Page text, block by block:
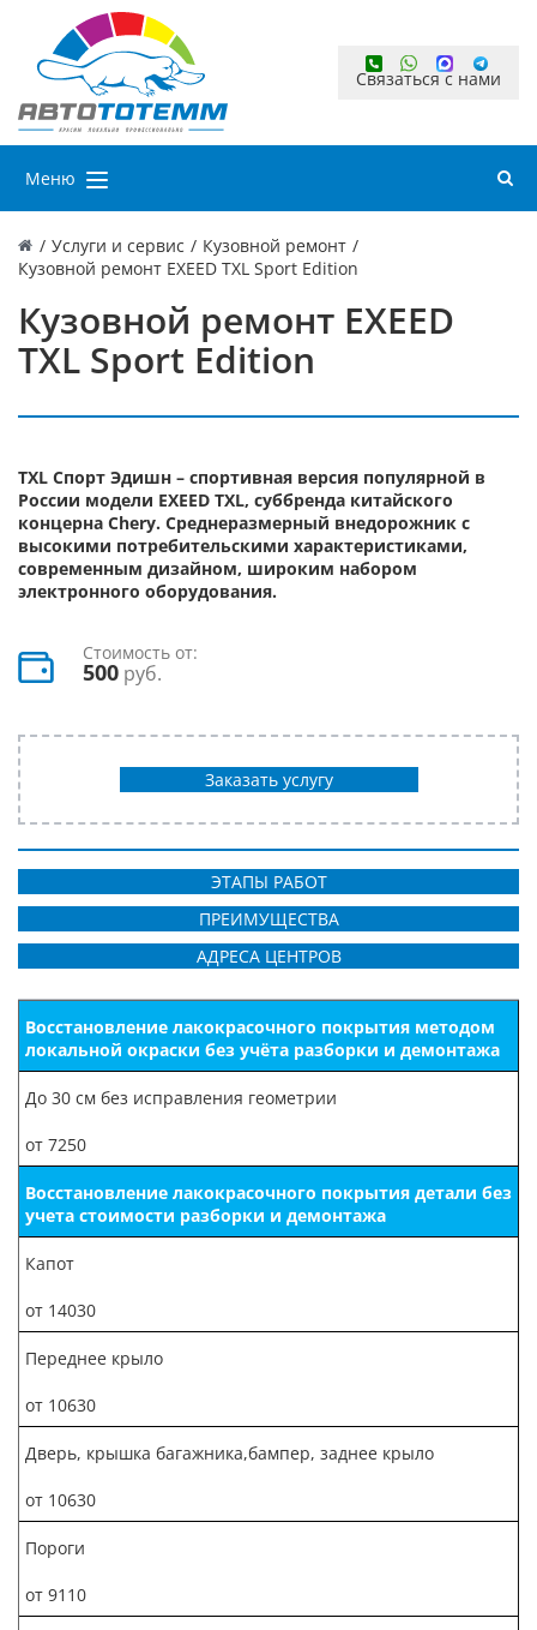
Связаться с нами
Меню
/ Услуги и сервис / Кузовной ремонт /
Кузовной ремонт EXEED TXL Sport Edition
Кузовной ремонт EXEED
TXL Sport Edition
TXL Спорт Эдишн – спортивная версия популярной в
России модели EXEED TXL, суббренда китайского
концерна Chery. Среднеразмерный внедорожник с
высокими потребительскими характеристиками,
современным дизайном, широким набором
электронного оборудования.
Стоимость от:
500 руб.
Заказать услугу
ЭТАПЫ РАБОТ
ПРЕИМУЩЕСТВА
АДРЕСА ЦЕНТРОВ
Восстановление лакокрасочного покрытия методом
локальной окраски без учёта разборки и демонтажа
До 30 см без исправления геометрии
от 7250
Восстановление лакокрасочного покрытия детали без
учета стоимости разборки и демонтажа
Капот
от 14030
Переднее крыло
от 10630
Дверь, крышка багажника,бампер, заднее крыло
от 10630
Пороги
от 9110